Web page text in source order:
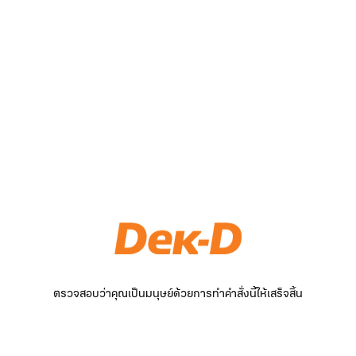
ตรวจสอบว่าคุณเป็นมนุษย์ด้วยการทำคำสั่งนี้ให้เสร็จสิ้น